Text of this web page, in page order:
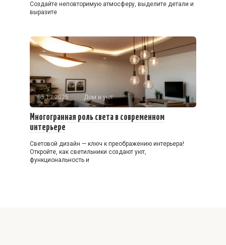
Создайте неповторимую атмосферу, выделите детали и
выразите
05.12.2025 Дом и уют
Многогранная роль света в современном
интерьере
Световой дизайн — ключ к преображению интерьера!
Откройте, как светильники создают уют,
функциональность и